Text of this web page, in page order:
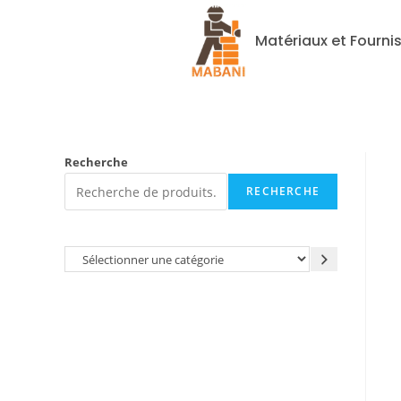
Matériaux et
Recherche
RECHERCHE